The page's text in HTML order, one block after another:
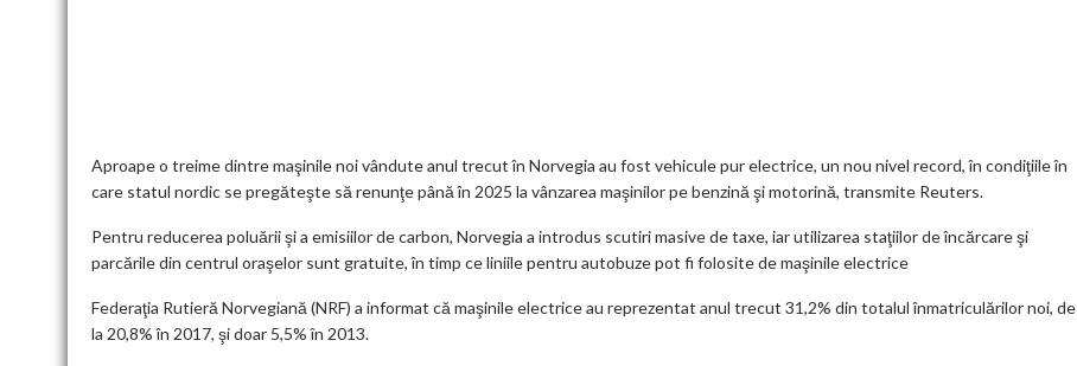
k
p
m
o
o
k
ar
Aproape o treime dintre maşinile noi vândute anul trecut în Norvegia au fost vehicule pur electrice, un nou nivel record, în condiţiile în
care statul nordic se pregăteşte să renunţe până în 2025 la vânzarea maşinilor pe benzină şi motorină, transmite Reuters.
Pentru reducerea poluării şi a emisiilor de carbon, Norvegia a introdus scutiri masive de taxe, iar utilizarea staţiilor de încărcare şi
parcările din centrul oraşelor sunt gratuite, în timp ce liniile pentru autobuze pot fi folosite de maşinile electrice
Federaţia Rutieră Norvegiană (NRF) a informat că maşinile electrice au reprezentat anul trecut 31,2% din totalul înmatriculărilor noi, de
la 20,8% în 2017, şi doar 5,5% în 2013.